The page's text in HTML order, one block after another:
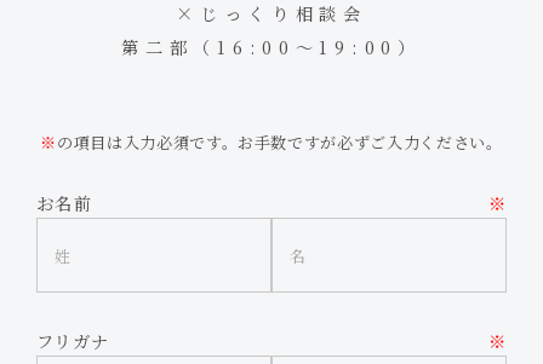
×じっくり相談会
第二部（16:00～19:00）
※の項目は入力必須です。お手数ですが必ずご入力ください。
お名前 ※
フリガナ ※